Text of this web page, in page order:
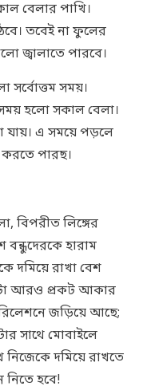
বেলার পাখি।
তবেই না ফুলের
জ্বালাতে পারবে।
সর্বোত্তম সময়।
সময় হলো সকাল বেলা।
যায়। এ সময়ে পড়লে
পারছ।
বিপরীত লিঙ্গের
বন্ধুদেরকে হারাম
দমিয়ে রাখা বেশ
আরও প্রকট আকার
জড়িয়ে আছে;
সাথে মোবাইলে
দমিয়ে রাখতে
নিতে হবে!